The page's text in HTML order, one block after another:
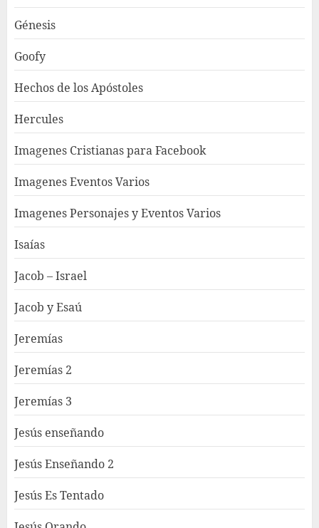
Génesis
Goofy
Hechos de los Apóstoles
Hercules
Imagenes Cristianas para Facebook
Imagenes Eventos Varios
Imagenes Personajes y Eventos Varios
Isaías
Jacob – Israel
Jacob y Esaú
Jeremías
Jeremías 2
Jeremías 3
Jesús enseñando
Jesús Enseñando 2
Jesús Es Tentado